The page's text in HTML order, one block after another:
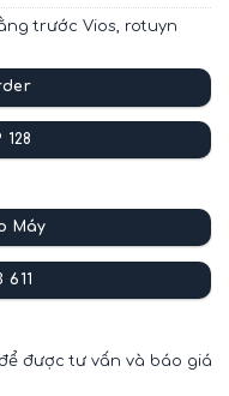
trước Vios, rotuyn
Máy
611
được tư vấn và báo giá